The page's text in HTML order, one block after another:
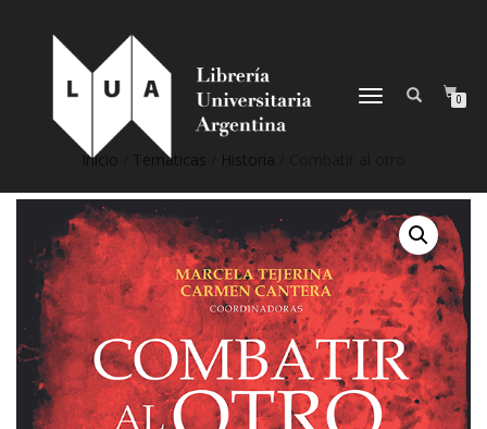
NAVEGACIÓN
0
Inicio Temáticas